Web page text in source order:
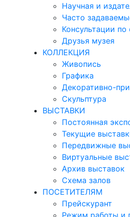
Научная и
Часто
Консультации
Друзья музея
КОЛЛЕКЦИЯ
Живопись
Графика
Декоративно-
Скульптура
ВЫСТАВКИ
Постоянная
Текущие
Передвижные
Виртуальные
Архив выставок
Схема залов
ПОСЕТИТЕЛЯМ
Прейскурант
Режим работы и